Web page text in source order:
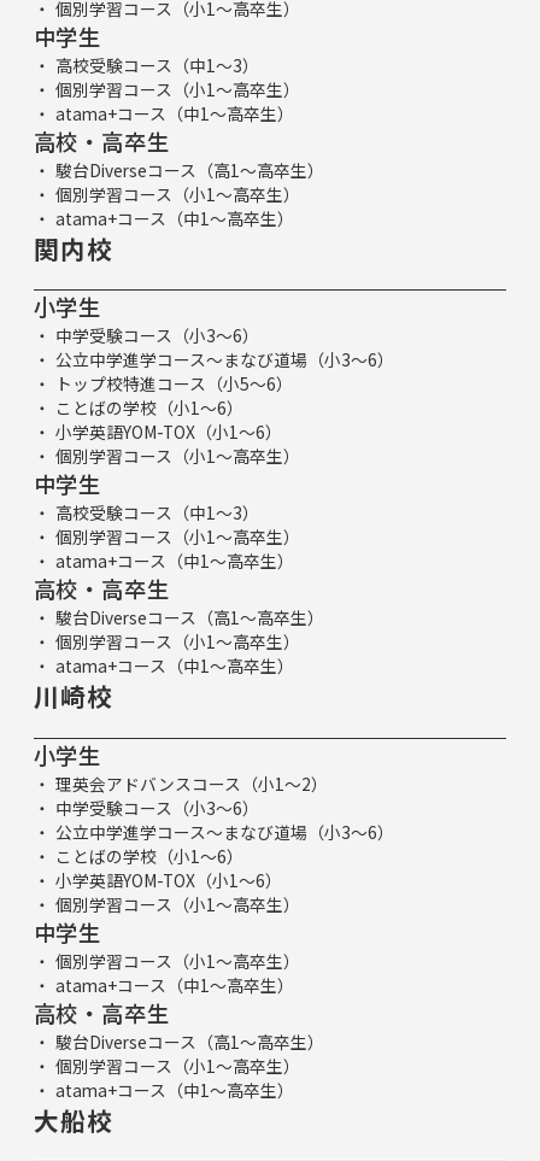
個別学習コース（小1～高卒生）
中学生
高校受験コース（中1～3）
個別学習コース（小1～高卒生）
atama+コース（中1～高卒生）
高校・高卒生
駿台Diverseコース（高1～高卒生）
個別学習コース（小1～高卒生）
atama+コース（中1～高卒生）
関内校
小学生
中学受験コース（小3～6）
公立中学進学コース～まなび道場（小3～6）
トップ校特進コース（小5～6）
ことばの学校（小1～6）
小学英語YOM-TOX（小1～6）
個別学習コース（小1～高卒生）
中学生
高校受験コース（中1～3）
個別学習コース（小1～高卒生）
atama+コース（中1～高卒生）
高校・高卒生
駿台Diverseコース（高1～高卒生）
個別学習コース（小1～高卒生）
atama+コース（中1～高卒生）
川崎校
小学生
理英会アドバンスコース（小1～2）
中学受験コース（小3～6）
公立中学進学コース～まなび道場（小3～6）
ことばの学校（小1～6）
小学英語YOM-TOX（小1～6）
個別学習コース（小1～高卒生）
中学生
個別学習コース（小1～高卒生）
atama+コース（中1～高卒生）
高校・高卒生
駿台Diverseコース（高1～高卒生）
個別学習コース（小1～高卒生）
atama+コース（中1～高卒生）
大船校